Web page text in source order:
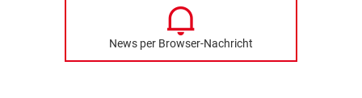
News per Browser-Nachricht